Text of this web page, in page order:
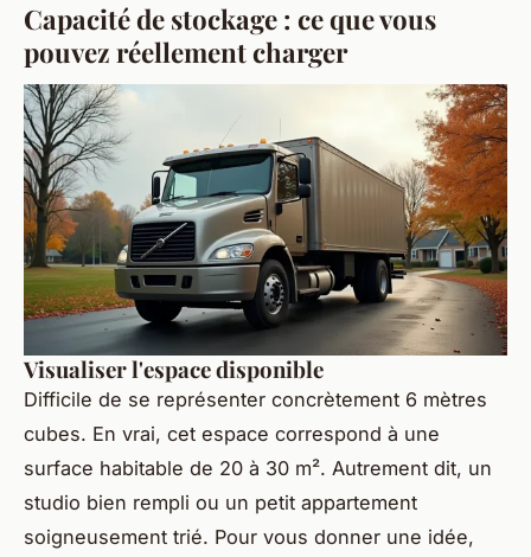
Capacité de stockage : ce que vous
pouvez réellement charger
Visualiser l'espace disponible
Difficile de se représenter concrètement 6 mètres
cubes. En vrai, cet espace correspond à une
surface habitable de 20 à 30 m². Autrement dit, un
studio bien rempli ou un petit appartement
soigneusement trié. Pour vous donner une idée,